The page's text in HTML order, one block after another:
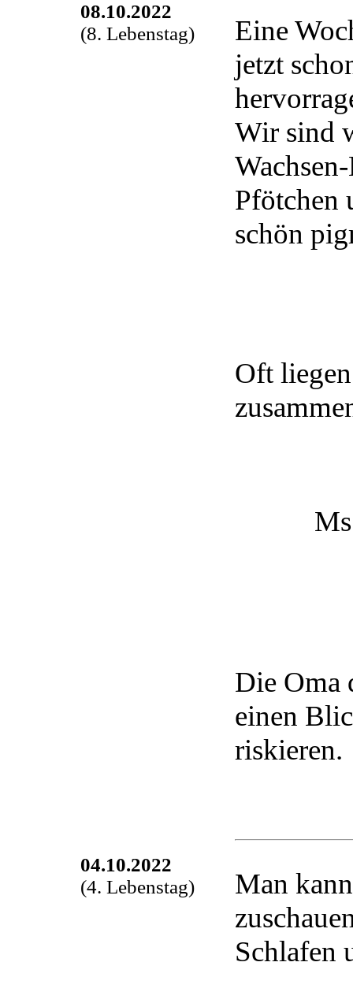
08.10.2022
(8. Lebenstag)
Eine
jetzt
Wir sind
Pfötchen
schön
Oft
Die Oma
einen
riskieren.
04.10.2022
(4. Lebenstag)
Man
Schlafen